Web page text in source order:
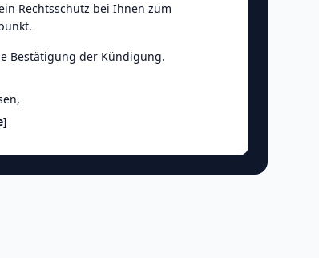
Rechtsschutz bei Ihnen zum
Bestätigung der Kündigung.
,